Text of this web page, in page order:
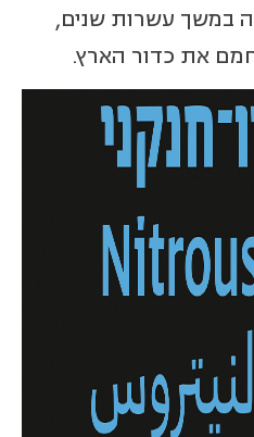
במשך עשרות שנים,
את כדור הארץ.